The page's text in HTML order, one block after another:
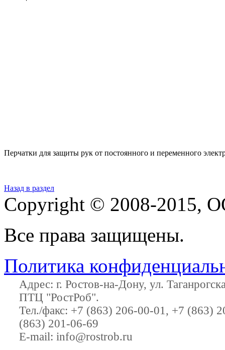
Перчатки для защиты рук от постоянного и переменного
Назад в раздел
Copyright © 2008-2015,
Все права защищены.
Политика
Адрес: г. Ростов-на-Дону, ул.
ПТЦ "РостРоб".
Тел./факс: +7 (863) 206-00-01 , +7 (863)
(863) 201-06-69
E-mail: info@rostrob.ru